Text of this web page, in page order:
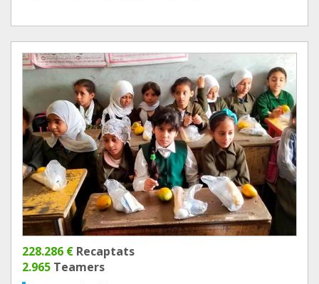
228.286 € Recaptats
2.965 Teamers